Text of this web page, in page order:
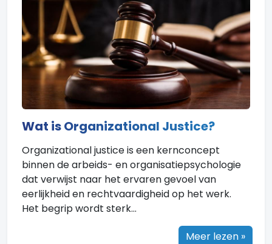
Wat is Organizational Justice?
Organizational justice is een kernconcept
binnen de arbeids- en organisatiepsychologie
dat verwijst naar het ervaren gevoel van
eerlijkheid en rechtvaardigheid op het werk.
Het begrip wordt sterk...
Meer lezen »